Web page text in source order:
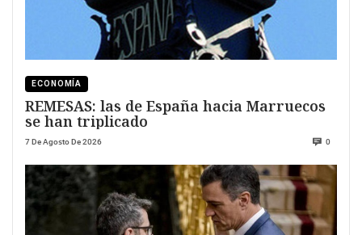
ECONOMÍA
REMESAS: las de España hacia Marruecos
se han triplicado
7 De Agosto De 2026 0